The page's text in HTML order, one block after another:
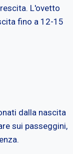
L'ovetto
fino a 12-15
dalla nascita
sui passeggini,